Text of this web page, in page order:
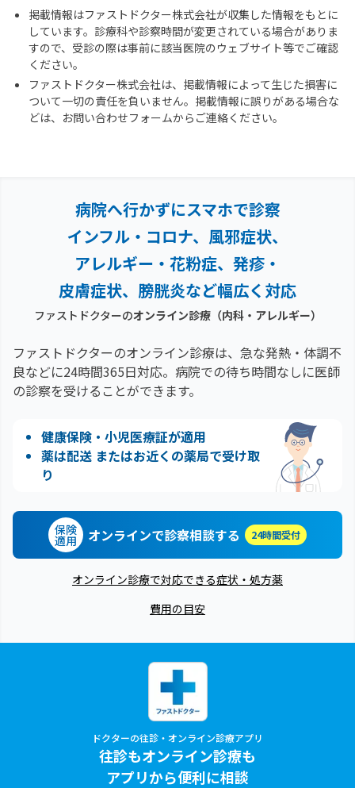
掲載情報はファストドクター株式会社が収集した情報をもとに
しています。診療科や診察時間が変更されている場合がありま
すので、受診の際は事前に該当医院のウェブサイト等でご確認
ください。
ファストドクター株式会社は、掲載情報によって生じた損害に
ついて一切の責任を負いません。掲載情報に誤りがある場合な
どは、お問い合わせフォームからご連絡ください。
病院へ行かずにスマホで診察
インフル・コロナ、風邪症状、
アレルギー・花粉症、 発疹・
皮膚症状、膀胱炎など幅広く対応
ファストドクターのオンライン診療（内科・アレルギー）
ファストドクターのオンライン診療は、急な発熱・体調不
良などに24時間365日対応。 病院での待ち時間なしに医師
の診察を受けることができます。
健康保険・小児医療証が適用
薬は配送 またはお近くの薬局で受け取
り
保険
適用 オンラインで診察相談する 24時間受付
オンライン診療で対応できる症状・処方薬
費用の目安
ドクターの往診・オンライン診療アプリ
往診もオンライン診療も
アプリから便利に相談